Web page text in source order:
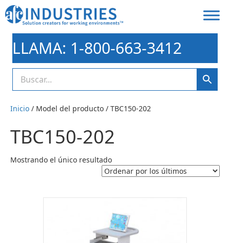
LLAMA: 1-800-663-3412
Inicio / Model del producto / TBC150-202
TBC150-202
Mostrando el único resultado